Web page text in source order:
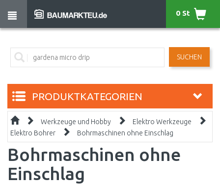
SUCHEN
0 St
PRODUKTKATEGORIEN
Werkzeuge und Hobby
Elektro Werkzeuge
Elektro Bohrer
Bohrmaschinen ohne Einschlag
Bohrmaschinen ohne
Einschlag